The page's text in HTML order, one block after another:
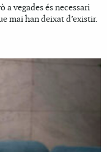
a vegades és necessari
mai han deixat d’existir.